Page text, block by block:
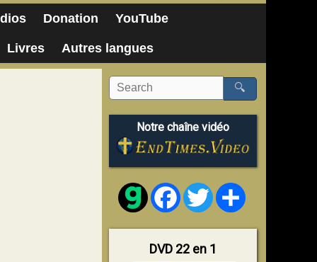
Donation YouTube
Livres Autres langues
🔍
Notre chaîne vidéo
FacebookTwitter
DVD 22 en 1